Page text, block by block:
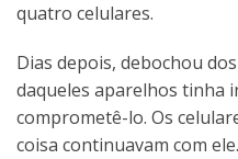
quatro celulares.
Dias depois, debochou
daqueles aparelhos tinha
comprometê-lo. Os
coisa continuavam com